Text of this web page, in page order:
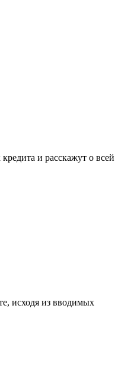
и расскажут о всей
исходя из вводимых